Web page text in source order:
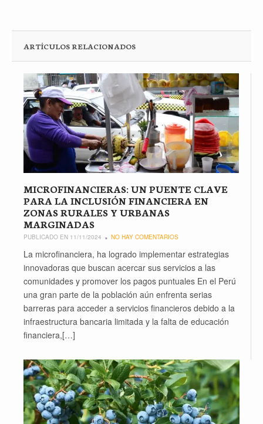
ARTÍCULOS RELACIONADOS
MICROFINANCIERAS: UN PUENTE CLAVE
PARA LA INCLUSIÓN FINANCIERA EN
ZONAS RURALES Y URBANAS
MARGINADAS
PUBLICADO EN 11/11/2024 NO HAY COMENTARIOS
La microfinanciera, ha logrado implementar estrategias
innovadoras que buscan acercar sus servicios a las
comunidades y promover los pagos puntuales En el Perú
una gran parte de la población aún enfrenta serias
barreras para acceder a servicios financieros debido a la
infraestructura bancaria limitada y la falta de educación
financiera,[…]